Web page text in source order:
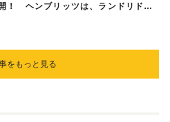
！ ヘンブリッツは、ランドリドに
をもっと見る